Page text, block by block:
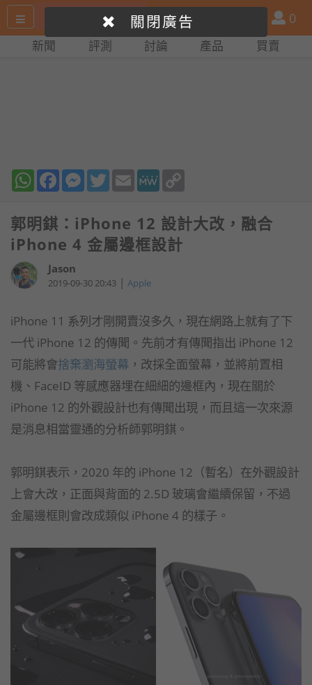
尋
產
品
比
會
員
0
新聞 評測 討論 產品 買賣
WhatsAppFacebookMessenger
TwitterEmail MeWe
郭明錤：iPhone 12 設計大改，融合
iPhone 4 金屬邊框設計
Jason
2019-09-30 20:43 | Apple
iPhone 11 系列才剛開賣沒多久，現在網路上就有了下
一代 iPhone 12 的傳聞。先前才有傳聞指出 iPhone 12
可能將會捨棄瀏海螢幕 ，改採全面螢幕，並將前置相
機、FaceID 等感應器埋在細細的邊框內，現在關於
iPhone 12 的外觀設計也有傳聞出現，而且這一次來源
是消息相當靈通的分析師郭明錤。
郭明錤表示，2020 年的 iPhone 12（暫名）在外觀設計
上會大改，正面與背面的 2.5D 玻璃會繼續保留，不過
金屬邊框則會改成類似 iPhone 4 的樣子。
關閉廣告